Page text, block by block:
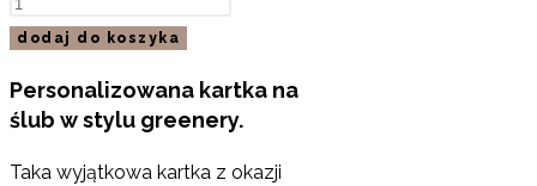
dodaj do koszyka
Personalizowana kartka na
ślub w stylu greenery.
Taka wyjątkowa kartka z okazji